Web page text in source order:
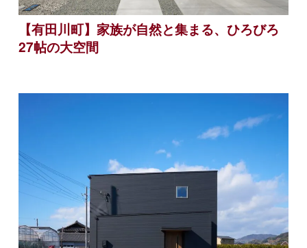
【有田川町】家族が自然と集まる、ひろびろ
27帖の大空間